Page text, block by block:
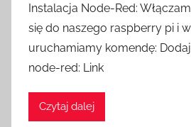
z
e
z
Instalacja Node-Red:
się do naszego raspberry pi i
uruchamiamy komendę:
node-red: Link
Czytaj dalej